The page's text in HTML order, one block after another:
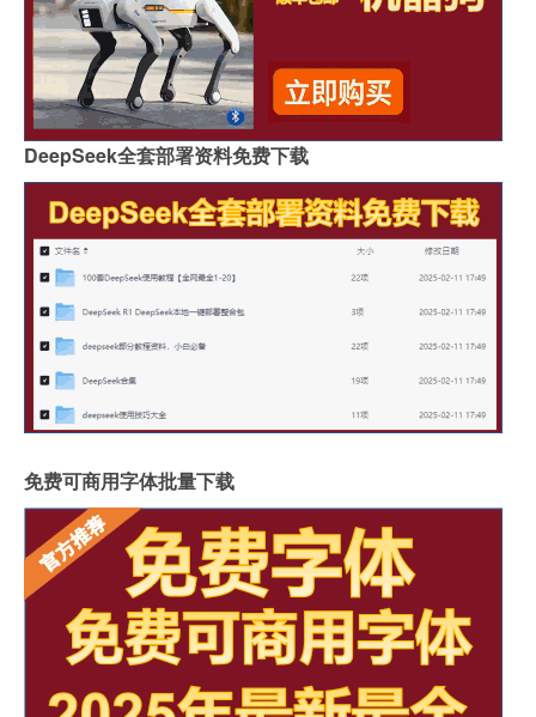
DeepSeek全套部署资料免费下载
免费可商用字体批量下载